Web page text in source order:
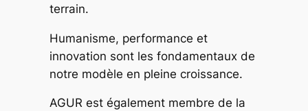
terrain.
Humanisme, performance et
innovation sont les fondamentaux de
notre modèle en pleine croissance.
AGUR est également membre de la